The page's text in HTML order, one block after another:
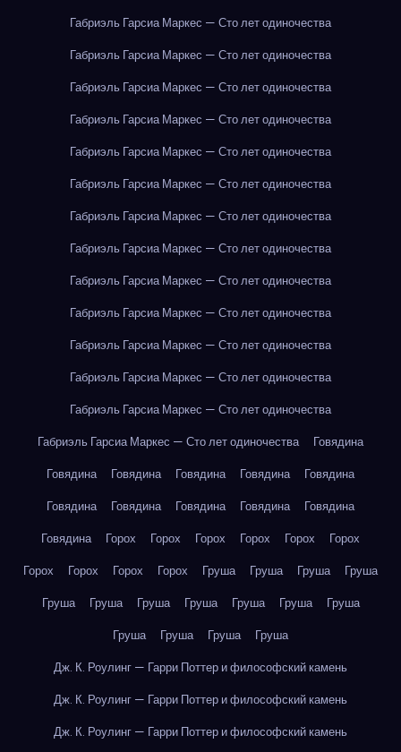
Габриэль Гарсиа Маркес — Сто лет одиночества
Габриэль Гарсиа Маркес — Сто лет одиночества
Габриэль Гарсиа Маркес — Сто лет одиночества
Габриэль Гарсиа Маркес — Сто лет одиночества
Габриэль Гарсиа Маркес — Сто лет одиночества
Габриэль Гарсиа Маркес — Сто лет одиночества
Габриэль Гарсиа Маркес — Сто лет одиночества
Габриэль Гарсиа Маркес — Сто лет одиночества
Габриэль Гарсиа Маркес — Сто лет одиночества
Габриэль Гарсиа Маркес — Сто лет одиночества
Габриэль Гарсиа Маркес — Сто лет одиночества
Габриэль Гарсиа Маркес — Сто лет одиночества
Габриэль Гарсиа Маркес — Сто лет одиночества
Габриэль Гарсиа Маркес — Сто лет одиночества
Говядина
Говядина
Говядина Говядина Говядина
Говядина
Говядина
Говядина Говядина Говядина
Говядина
Говядина
Горох Горох Горох Горох Горох
Горох
Горох
Горох Горох Горох Груша Груша Груша
Груша
Груша
Груша Груша Груша Груша Груша
Груша
Груша
Груша Груша
Груша
Дж. К. Роулинг — Гарри Поттер и философский камень
Дж. К. Роулинг — Гарри Поттер и философский камень
Дж. К. Роулинг — Гарри Поттер и философский камень